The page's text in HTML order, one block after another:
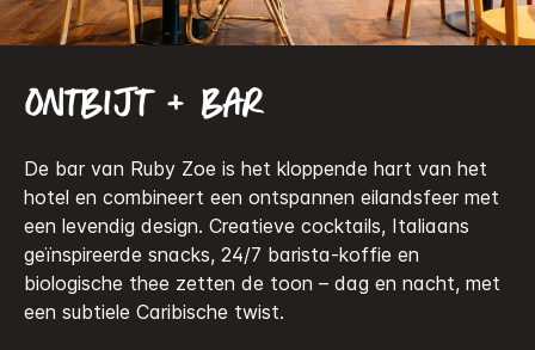
Ontbijt + bar
De bar van Ruby Zoe is het kloppende hart van het
hotel en combineert een ontspannen eilandsfeer met
een levendig design. Creatieve cocktails, Italiaans
geïnspireerde snacks, 24/7 barista-koffie en
biologische thee zetten de toon – dag en nacht, met
een subtiele Caribische twist.